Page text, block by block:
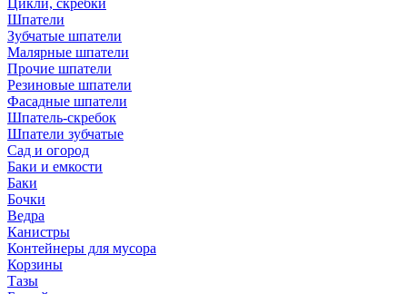
Цикли, скребки
Шпатели
Зубчатые шпатели
Малярные шпатели
Прочие шпатели
Резиновые шпатели
Фасадные шпатели
Шпатель-скребок
Шпатели зубчатые
Сад и огород
Баки и емкости
Баки
Бочки
Ведра
Канистры
Контейнеры для мусора
Корзины
Тазы